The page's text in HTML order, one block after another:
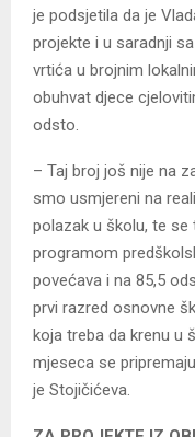
je podsjetila da je
projekte i u saradnji
vrtića u brojnim
obuhvat djece
odsto.
– Taj broj još nije na
smo usmjereni na
polazak u školu, te
programom
povećava i na 85,5
prvi razred osnovne
koja treba da krenu u
mjeseca se
je Stojičićeva.